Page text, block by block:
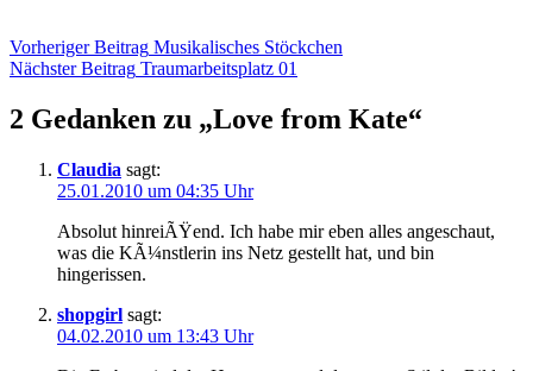
Beitragsnavigation
Vorheriger Beitrag Musikalisches Stöckchen
Nächster Beitrag Traumarbeitsplatz 01
2 Gedanken zu „Love from Kate“
Claudia sagt:
25.01.2010 um 04:35 Uhr
Absolut hinreiÃŸend. Ich habe mir eben alles angeschaut,
was die KÃ¼nstlerin ins Netz gestellt hat, und bin
hingerissen.
shopgirl sagt:
04.02.2010 um 13:43 Uhr